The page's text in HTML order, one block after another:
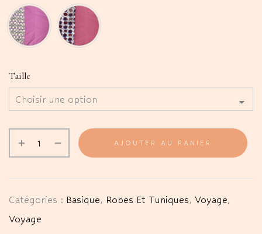
Taille
AJOUTER AU PANIER
Catégories : Basique, Robes Et Tuniques, Voyage,
Voyage